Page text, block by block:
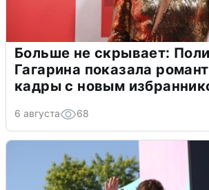
Больше не скрывает:
Гагарина показала
кадры с новым
6 августа 68